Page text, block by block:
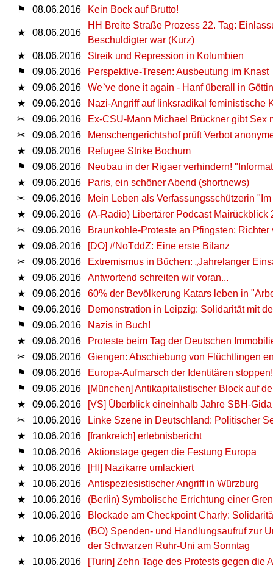
⚑ 08.06.2016 Kein Bock auf Brutto!
★ 08.06.2016
HH Breite Straße Prozess 22. Tag:
Beschuldigter war (Kurz)
★
08.06.2016
Streik und Repression in Kolumbien
⚑
09.06.2016
Perspektive-Tresen: Ausbeutung im Knast
★
09.06.2016
We`ve done it again - Hanf überall in
★
09.06.2016
Nazi-Angriff auf linksradikal feministische
✂
09.06.2016
Ex-CSU-Mann Michael Brückner gibt Sex
✂
09.06.2016
Menschengerichtshof prüft Verbot
★
09.06.2016
Refugee Strike Bochum
⚑
09.06.2016
Neubau in der Rigaer verhindern!
★
09.06.2016
Paris, ein schöner Abend (shortnews)
✂
09.06.2016
Mein Leben als Verfassungsschützerin
★
09.06.2016
(A-Radio) Libertärer Podcast Mairückblick
✂
09.06.2016
Braunkohle-Proteste an Pfingsten:
★
09.06.2016
[DO] #NoTddZ: Eine erste Bilanz
✂
09.06.2016
Extremismus in Büchen: „Jahrelanger
★
09.06.2016
Antwortend schreiten wir voran...
★
09.06.2016
60% der Bevölkerung Katars leben in
⚑
09.06.2016
Demonstration in Leipzig: Solidarität mit
⚑
09.06.2016
Nazis in Buch!
★
09.06.2016
Proteste beim Tag der Deutschen
✂
09.06.2016
Giengen: Abschiebung von Flüchtlingen
⚑
09.06.2016
Europa-Aufmarsch der Identitären stoppen!
⚑
09.06.2016
[München] Antikapitalistischer Block auf
★
09.06.2016
[VS] Überblick eineinhalb Jahre SBH-
✂
10.06.2016
Linke Szene in Deutschland: Politischer
★
10.06.2016
[frankreich] erlebnisbericht
⚑
10.06.2016
Aktionstage gegen die Festung Europa
★
10.06.2016
[HI] Nazikarre umlackiert
★
10.06.2016
Antispeziesistischer Angriff in Würzburg
★
10.06.2016
(Berlin) Symbolische Errichtung einer
★
10.06.2016 Blockade am Checkpoint Charly:
★ 10.06.2016
(BO) Spenden- und Handlungsaufruf zur
der Schwarzen Ruhr-Uni am Sonntag
★
10.06.2016
[Turin] Zehn Tage des Protests gegen die